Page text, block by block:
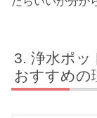
浄水ポッ
おすすめの